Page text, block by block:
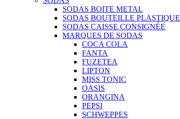
SODAS BOITE METAL
SODAS BOUTEILLE PLASTIQUE
SODAS CAISSE CONSIGNÉE
MARQUES DE SODAS
COCA COLA
FANTA
FUZETEA
LIPTON
MISS TONIC
OASIS
ORANGINA
PEPSI
SCHWEPPES